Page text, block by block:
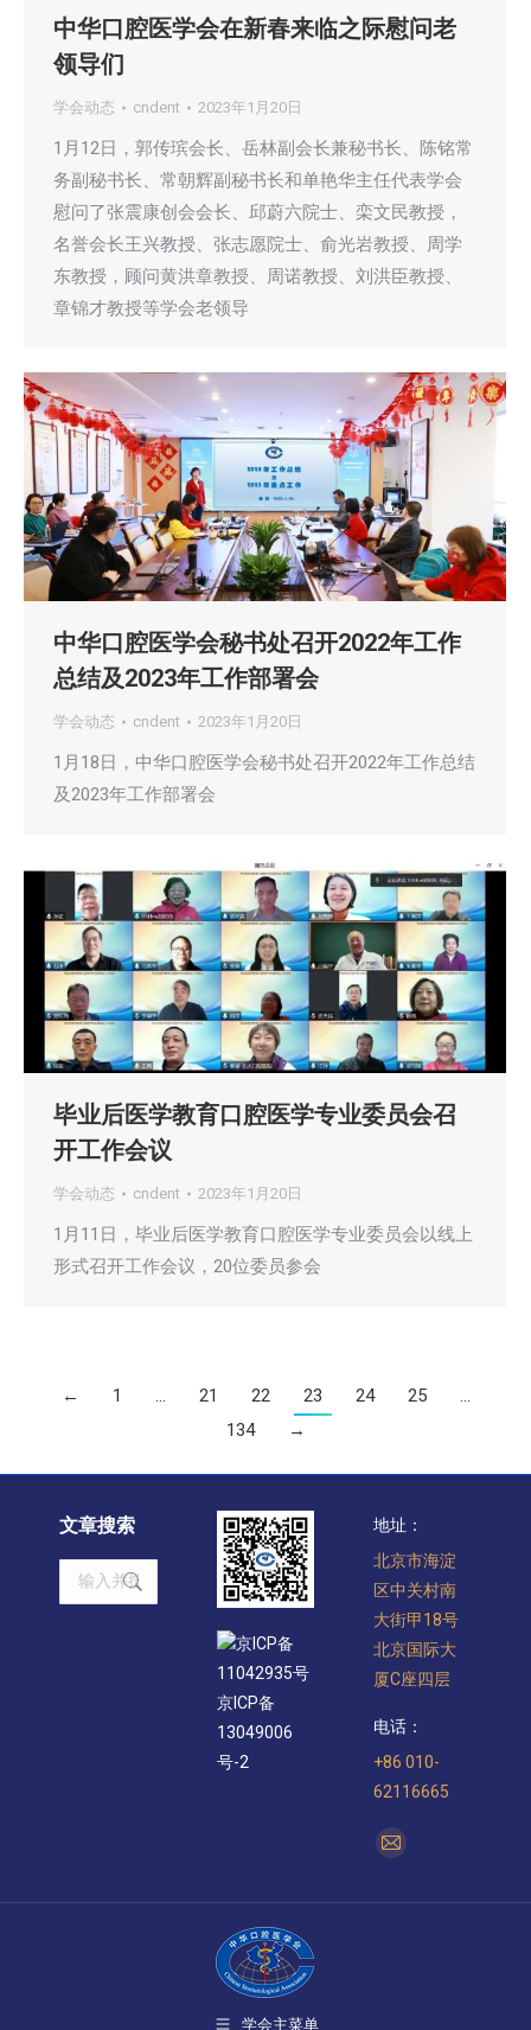
中华口腔医学会在新春来临之际慰问老
领导们
学会动态 cndent 2023年1月20日
1月12日，郭传瑸会长、岳林副会长兼秘书长、陈铭常
务副秘书长、常朝辉副秘书长和单艳华主任代表学会
慰问了张震康创会会长、邱蔚六院士、栾文民教授，
名誉会长王兴教授、张志愿院士、俞光岩教授、周学
东教授，顾问黄洪章教授、周诺教授、刘洪臣教授、
章锦才教授等学会老领导
中华口腔医学会秘书处召开2022年工作
总结及2023年工作部署会
学会动态 cndent 2023年1月20日
1月18日，中华口腔医学会秘书处召开2022年工作总结
及2023年工作部署会
毕业后医学教育口腔医学专业委员会召
开工作会议
学会动态 cndent 2023年1月20日
1月11日，毕业后医学教育口腔医学专业委员会以线上
形式召开工作会议，20位委员参会
← 1 21 22 23 24 25
134
→
文章搜索
Search:
京ICP备
11042935号
京ICP备
13049006
号-2
地址：
北京市海淀
区中关村南
大街甲18号
北京国际大
厦C座四层
电话：
+86 010-
62116665
找到我们：
Mail
学会主菜单